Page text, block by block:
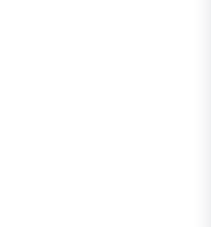
en brandalarm i en bygning